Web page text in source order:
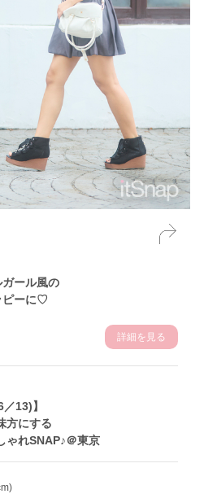
ール風の
ピーに♡
詳細を見る
13)】
方にする
ゃれSNAP♪＠東京